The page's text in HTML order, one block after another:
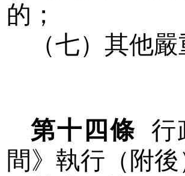
的；
（七）其他
第十四條 行
間》執行（附